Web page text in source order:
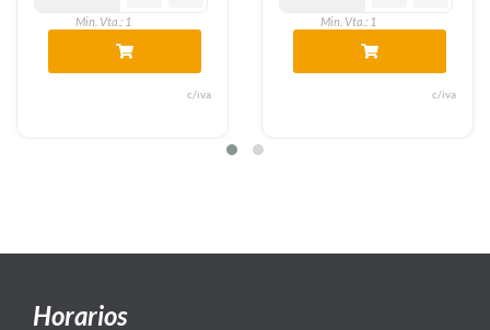
Min. Vta.: 1
c/iva
Min. Vta.: 1
c/iva
Horarios